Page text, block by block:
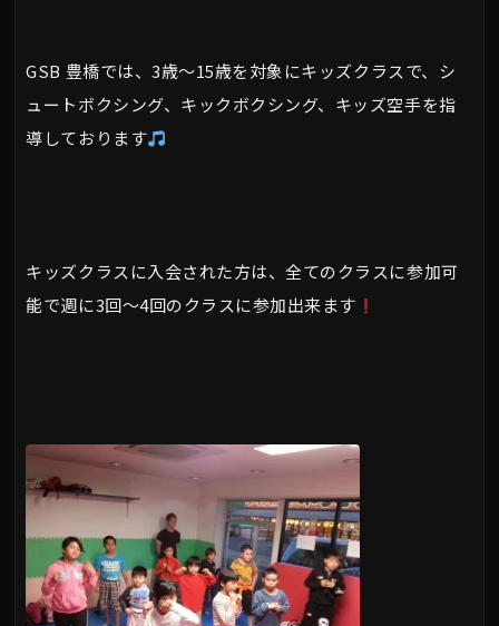
GSB 豊橋では、3歳～15歳を対象にキッズクラスで、シ
ュートボクシング、キックボクシング、キッズ空手を指
導しております
キッズクラスに入会された方は、全てのクラスに参加可
能で週に3回～4回のクラスに参加出来ます